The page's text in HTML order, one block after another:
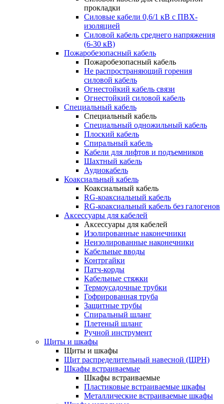
прокладки
Силовые кабели 0,6/1 кВ с ПВХ-
изоляцией
Силовой кабель среднего напряжения
(6-30 кВ)
Пожаробезопасный кабель
Пожаробезопасный кабель
Не распространяющий горения
силовой кабель
Огнестойкий кабель связи
Огнестойкий силовой кабель
Специальный кабель
Специальный кабель
Специальный одножильный кабель
Плоский кабель
Спиральный кабель
Кабели для лифтов и подъемников
Шахтный кабель
Аудиокабель
Коаксиальный кабель
Коаксиальный кабель
RG-коаксиальный кабель
RG-коаксиальный кабель без галогенов
Аксессуары для кабелей
Аксессуары для кабелей
Изолированные наконечники
Неизолированные наконечники
Кабельные вводы
Контргайки
Патч-корды
Кабельные стяжки
Термоусадочные трубки
Гофрированная труба
Защитные трубы
Спиральный шланг
Плетеный шланг
Ручной инструмент
Щиты и шкафы
Щиты и шкафы
Щит распределительный навесной (ЩРН)
Шкафы встраиваемые
Шкафы встраиваемые
Пластиковые встраиваемые шкафы
Металлические встраиваемые шкафы